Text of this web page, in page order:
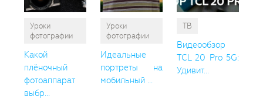
Уроки
фотографии
Какой
плёночный
фотоаппарат
выбр...
Уроки
фотографии
Идеальные
портреты на
мобильный ...
ТВ
Видеообзор
TCL 20 Pro 5G:
Удивит...